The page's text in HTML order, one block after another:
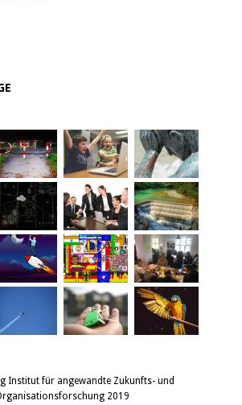
Institut für angewandte Zukunfts- und
2019